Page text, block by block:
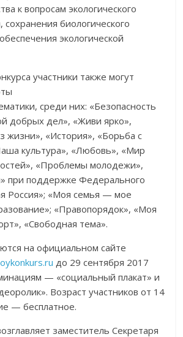
к вопросам экологического
сохранения биологического
экологической
участники также могут
среди них: «Безопасность
добрых дел», «Живи ярко»,
жизни», «История», «Борьба с
культура», «Любовь», «Мир
«Проблемы молодежи»,
при поддержке Федерального
Россия»; «Моя семья — мое
«Правопорядок», «Моя
«Свободная тема».
на официальном сайте
до 29 сентября 2017
— «социальный плакат» и
Возраст участников от 14
— бесплатное.
заместитель Секретаря